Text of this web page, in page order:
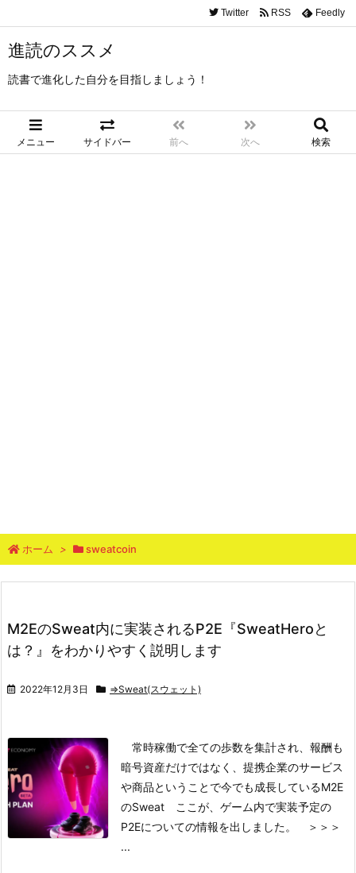
進読のススメ
読書で進化した自分を目指しましょう！
メニュー サイドバー 前へ 次へ 検索
Twitter RSS Feedly
ホーム > sweatcoin
M2EのSweat内に実装されるP2E『SweatHeroと
は？』をわかりやすく説明します
2022年12月3日 ⇒Sweat(スウェット)
常時稼働で全ての歩数を集計され、報酬も
暗号資産だけではなく、提携企業のサービス
や商品ということで今でも成長しているM2E
のSweat ここが、ゲーム内で実装予定の
P2Eについての情報を出しました。
＞＞＞
...